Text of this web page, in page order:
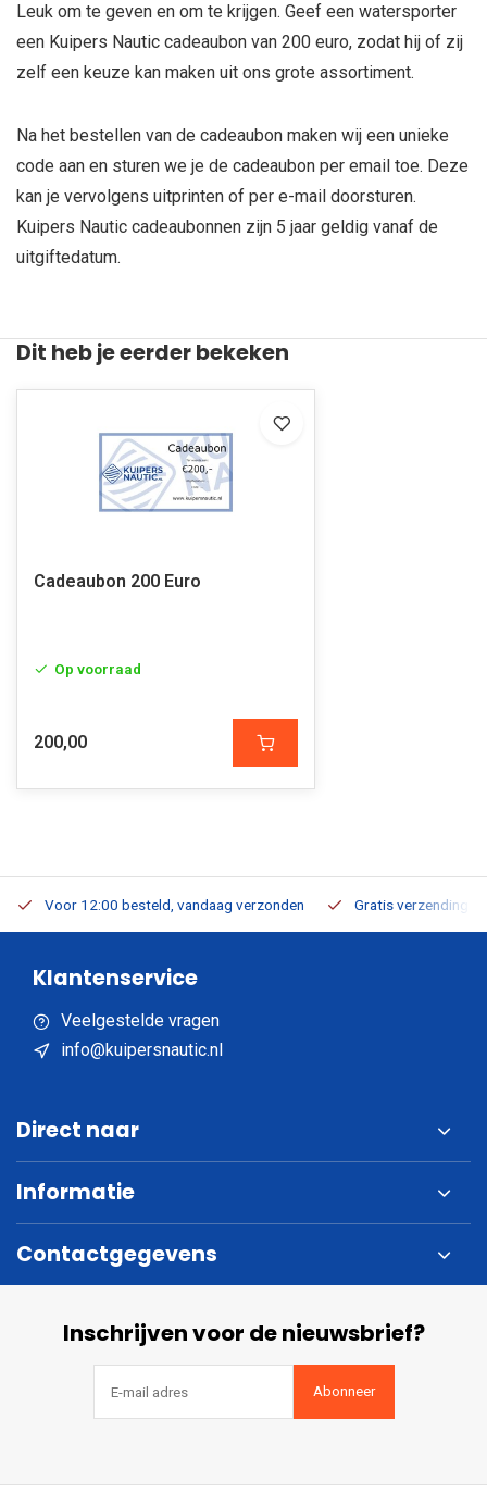
Leuk om te geven en om te krijgen. Geef een watersporter
een Kuipers Nautic cadeaubon van 200 euro, zodat hij of zij
zelf een keuze kan maken uit ons grote assortiment.
Na het bestellen van de cadeaubon maken wij een unieke
code aan en sturen we je de cadeaubon per email toe. Deze
kan je vervolgens uitprinten of per e-mail doorsturen.
Kuipers Nautic cadeaubonnen zijn 5 jaar geldig vanaf de
uitgiftedatum.
Dit heb je eerder bekeken
Cadeaubon 200 Euro
Op voorraad
200,00
Voor 12:00 besteld, vandaag verzonden Gratis verzending
Klantenservice
Veelgestelde vragen
info@kuipersnautic.nl
Direct naar
Informatie
Contactgegevens
Inschrijven voor de nieuwsbrief?
Abonneer